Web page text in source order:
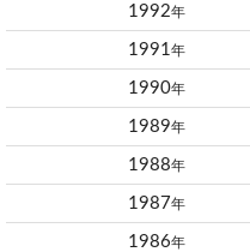
1992年
1991 年
1990年
1989年
1988年
1987年
1986年